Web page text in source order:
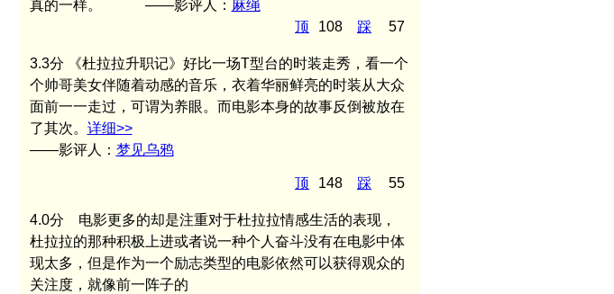
真的一样。 ——影评人： 麻绳
顶
108 踩 57
3.3分 《杜拉拉升职记》好比一场T型台的时装走秀，看一个
个帅哥美女伴随着动感的音乐，衣着华丽鲜亮的时装从大众
面前一一走过，可谓为养眼。而电影本身的故事反倒被放在
了其次。 详细>>
——影评人： 梦见乌鸦
顶 148 踩 55
4.0分 电影更多的却是注重对于杜拉拉情感生活的表现，
杜拉拉的那种积极上进或者说一种个人奋斗没有在电影中体
现太多，但是作为一个励志类型的电影依然可以获得观众的
关注度，就像前一阵子的